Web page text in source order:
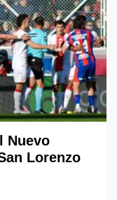
Nuevo
Lorenzo